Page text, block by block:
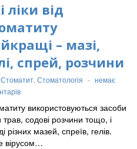
ліки від
– мазі,
спрей, розчини
Стоматит, Стоматологія - немає
використовуються засоби
содові розчини тощо, і
різних мазей, спреїв, гелів.
вірусом…